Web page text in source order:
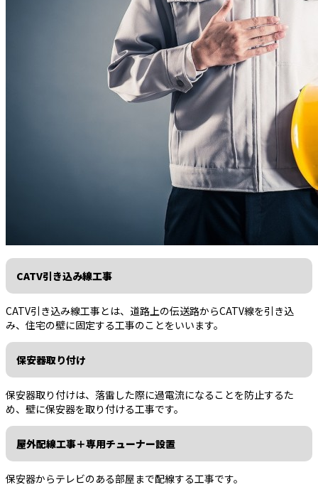
CATV引き込み線工事
CATV引き込み線工事とは、道路上の伝送路からCATV線を引き込
み、住宅の壁に固定する工事のことをいいます。
保安器取り付け
保安器取り付けは、落雷した際に過電流になることを防止するた
め、壁に保安器を取り付ける工事です。
屋外配線工事＋専用チューナー設置
保安器からテレビのある部屋まで配線する工事です。